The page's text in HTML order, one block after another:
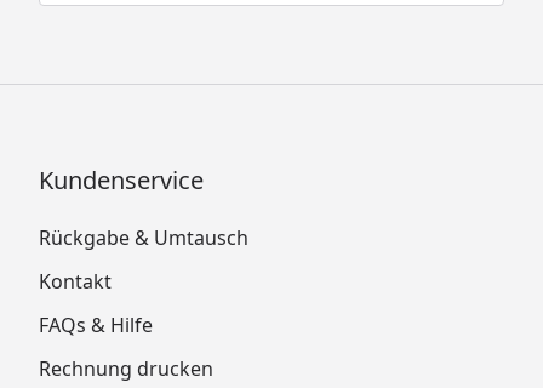
Kundenservice
Rückgabe & Umtausch
Kontakt
FAQs & Hilfe
Rechnung drucken